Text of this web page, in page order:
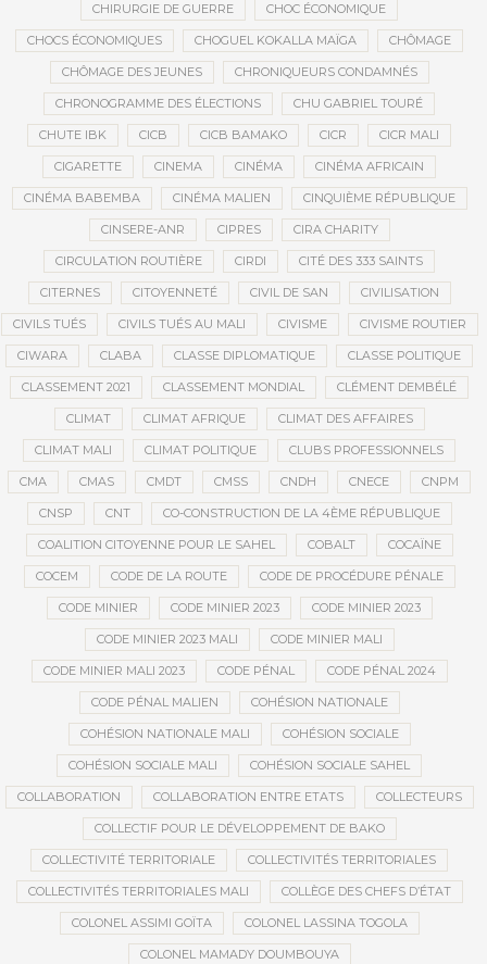
CHIRURGIE DE GUERRE CHOC ÉCONOMIQUE
CHOCS ÉCONOMIQUES CHOGUEL KOKALLA MAÏGA CHÔMAGE
CHÔMAGE DES JEUNES CHRONIQUEURS CONDAMNÉS
CHRONOGRAMME DES ÉLECTIONS CHU GABRIEL TOURÉ
CHUTE IBK CICB CICB BAMAKO CICR CICR MALI
CIGARETTE CINEMA CINÉMA CINÉMA AFRICAIN
CINÉMA BABEMBA CINÉMA MALIEN CINQUIÈME RÉPUBLIQUE
CINSERE-ANR CIPRES CIRA CHARITY
CIRCULATION ROUTIÈRE CIRDI CITÉ DES 333 SAINTS
CITERNES CITOYENNETÉ CIVIL DE SAN CIVILISATION
CIVILS TUÉS CIVILS TUÉS AU MALI CIVISME CIVISME ROUTIER
CIWARA CLABA CLASSE DIPLOMATIQUE CLASSE POLITIQUE
CLASSEMENT 2021 CLASSEMENT MONDIAL CLÉMENT DEMBÉLÉ
CLIMAT CLIMAT AFRIQUE CLIMAT DES AFFAIRES
CLIMAT MALI CLIMAT POLITIQUE CLUBS PROFESSIONNELS
CMA CMAS CMDT CMSS CNDH CNECE CNPM
CNSP CNT CO-CONSTRUCTION DE LA 4ÈME RÉPUBLIQUE
COALITION CITOYENNE POUR LE SAHEL COBALT COCAÏNE
COCEM CODE DE LA ROUTE CODE DE PROCÉDURE PÉNALE
CODE MINIER CODE MINIER 2023 CODE MINIER 2023
CODE MINIER 2023 MALI CODE MINIER MALI
CODE MINIER MALI 2023 CODE PÉNAL CODE PÉNAL 2024
CODE PÉNAL MALIEN COHÉSION NATIONALE
COHÉSION NATIONALE MALI COHÉSION SOCIALE
COHÉSION SOCIALE MALI COHÉSION SOCIALE SAHEL
COLLABORATION COLLABORATION ENTRE ETATS COLLECTEURS
COLLECTIF POUR LE DÉVELOPPEMENT DE BAKO
COLLECTIVITÉ TERRITORIALE COLLECTIVITÉS TERRITORIALES
COLLECTIVITÉS TERRITORIALES MALI COLLÈGE DES CHEFS D’ÉTAT
COLONEL ASSIMI GOÏTA COLONEL LASSINA TOGOLA
COLONEL MAMADY DOUMBOUYA